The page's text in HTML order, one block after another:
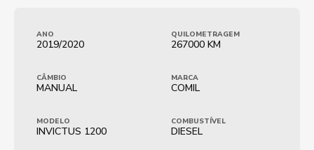
ANO
2019/2020
QUILOMETRAGEM
267000 KM
CÂMBIO
MANUAL
MARCA
COMIL
MODELO
INVICTUS 1200
COMBUSTÍVEL
DIESEL